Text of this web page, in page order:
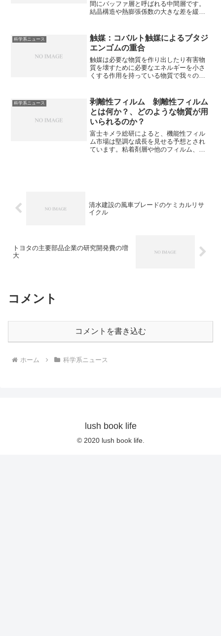
間にバッファ層と呼ばれる中間層です。
結晶構造や熱膨張係数の大きな差を緩和
和ができる理由を知ることができます。
科学系ニュース
触媒：コバルト触媒によるブタジ
エンゴムの重合
触媒は必要な物質を作り出したり有害物
質を壊すために必要なエネルギーを小さ
くする作用を持っている物質で我々の生
チーグラー・ナッタ型触媒を用いること
で高シス-1,4構造（約97%）のポリブタジ
エンを得ることができます。コバルトが
触媒として利用できる理由を知ることが
できます。
科学系ニュース
剥離性フィルム 剝離性フィルム
とは何か？、どのような物質が用
いられるのか？
富士キメラ総研によると、機能性フィル
ム市場は堅調な成長を見せる予想とされ
ています。粘着剤層や他のフィルム、シ
す。
清水建設の風車ブレードのケミカルリサ
イクル
トヨタの主要部品企業の研究開発費の増
大
コメント
コメントを書き込む
ホーム 科学系ニュース
lush book life
© 2020 lush book life.